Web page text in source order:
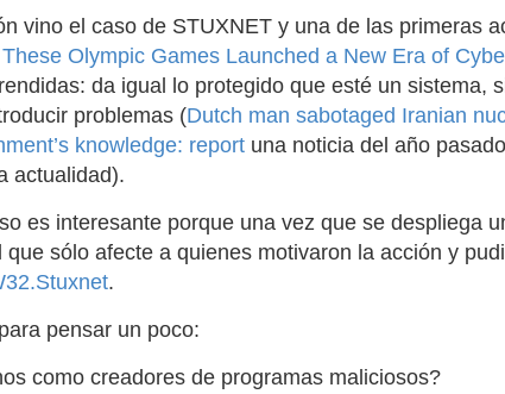
vino el caso de STUXNET y una de las primeras
These Olympic Games Launched a New Era of
da igual lo protegido que esté un sistema,
problemas (Dutch man sabotaged Iranian
knowledge: report una noticia del año
actualidad).
es interesante porque una vez que se despliega
que sólo afecte a quienes motivaron la acción y
.
pensar un poco:
como creadores de programas maliciosos?